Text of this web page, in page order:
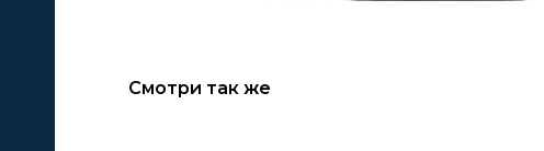
Смотри так же